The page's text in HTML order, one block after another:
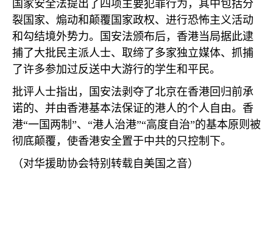
国家安全法提出了四项主要犯罪行为，其中包括分
裂国家、煽动和颠覆国家政权、进行恐怖主义活动
和勾结境外势力。国安法颁布后，香港当局据此逮
捕了大批民主派人士、取缔了多家独立媒体、抓捕
了许多参加过反送中大游行的学生和平民。
批评人士指出，国安法剥夺了北京在香港回归前承
诺的、并由香港基本法保证的港人的个人自由。香
港“一国两制”、“港人治港”“高度自治”的基本原则被
彻底颠覆，使香港安全置于中共的只控制下。
（对华援助协会特别转载自美国之音）